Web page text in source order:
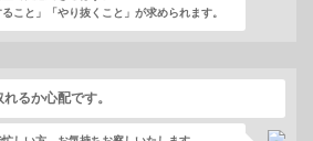
こと」「やり抜くこと」が求められます。
るか心配です。